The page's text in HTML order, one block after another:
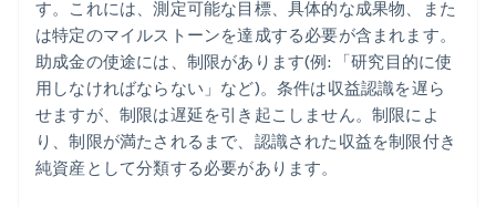
す。これには、測定可能な目標、具体的な成果物、また
は特定のマイルストーンを達成する必要が含まれます。
助成金の使途には、制限があります(例: 「研究目的に使
用しなければならない」など)。条件は収益認識を遅ら
せますが、制限は遅延を引き起こしません。制限によ
り、制限が満たされるまで、認識された収益を制限付き
純資産として分類する必要があります。